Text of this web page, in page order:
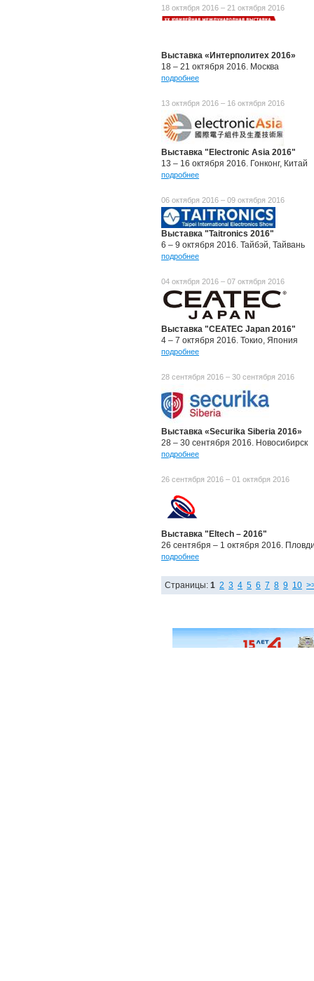
18 октября 2016 – 21 октября 2016
Выставка «Интерполитех 2016»
18 – 21 октября 2016. Москва
подробнее
13 октября 2016 – 16 октября 2016
Выставка "Electronic Asia 2016"
13 – 16 октября 2016. Гонконг, Китай
подробнее
06 октября 2016 – 09 октября 2016
Выставка "Taitronics 2016"
6 – 9 октября 2016. Тайбэй, Тайвань
подробнее
04 октября 2016 – 07 октября 2016
Выставка "CEATEC Japan 2016"
4 – 7 октября 2016. Токио, Япония
подробнее
28 сентября 2016 – 30 сентября 2016
Выставка «Securika Siberia 2016»
28 – 30 сентября 2016. Новосибирск
подробнее
26 сентября 2016 – 01 октября 2016
Выставка "Eltech – 2016"
26 сентября – 1 октября 2016.
подробнее
Страницы: 1 2 3 4 5 6 7 8 9 10